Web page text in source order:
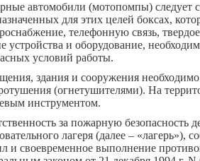
автомобили (мотопомпы) следует
для этих целей боксах,
телефонную связь,
устройства и оборудование,
условий работы.
здания и сооружения
(огнетушителями). На
инструментом.
за пожарную безопасность
лагеря (далее –
и своевременное выполнение